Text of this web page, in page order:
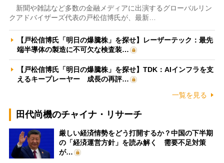
新聞や雑誌など多数の金融メディアに出演するグローバルリン
クアドバイザーズ代表の戸松信博氏が、最新…
【戸松信博氏「明日の爆騰株」を探せ】レーザーテック：最先
端半導体の製造に不可欠な検査装…
【戸松信博氏「明日の爆騰株」を探せ】TDK：AIインフラを支
えるキープレーヤー 成長の再評…
一覧を見る
田代尚機のチャイナ・リサーチ
厳しい経済情勢をどう打開するか？中国の下半期
の「経済運営方針」を読み解く 需要不足対策
が…